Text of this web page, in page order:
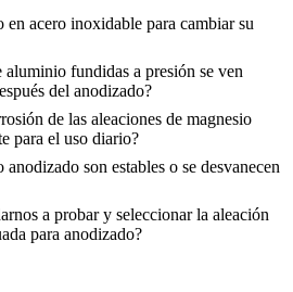
en acero inoxidable para cambiar su
aluminio fundidas a presión se ven
del anodizado?
de las aleaciones de magnesio
para el uso diario?
son estables o se desvanecen
a probar y seleccionar la aleación
para anodizado?